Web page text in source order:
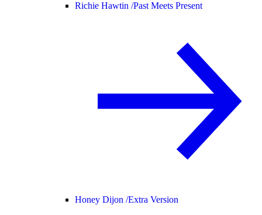
Richie Hawtin /Past Meets Present
Honey Dijon /Extra Version